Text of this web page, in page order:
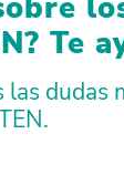
Te
las dudas